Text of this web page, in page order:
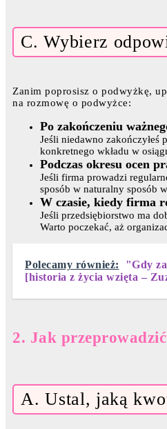
C. Wybierz
Zanim poprosisz o podwyżkę,
na rozmowę o podwyżce:
Po zakończeniu
Jeśli niedawno zakończyłeś
konkretnego wkładu w
Podczas okresu ocen
Jeśli firma prowadzi
sposób w naturalny sposób
W czasie, kiedy firma
Jeśli przedsiębiorstwo ma
Warto poczekać, aż
Polecamy również:
"Gdy
[historia z życia wzięta –
2. Jak
A. Ustal, jaką